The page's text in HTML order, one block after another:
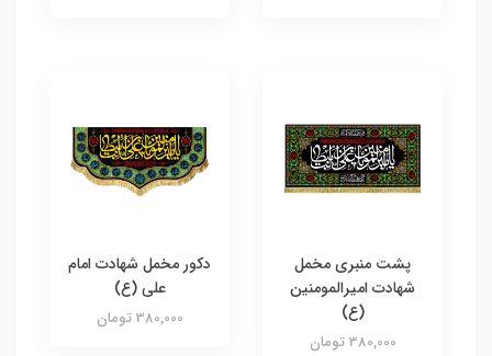
پشت منبری مخمل
شهادت امیرالمومنین
(ع)
380,000 تومان
دکور مخمل شهادت امام
علی (ع)
380,000 تومان